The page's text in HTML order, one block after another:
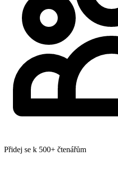
Přidej se k 500+ čtenářům